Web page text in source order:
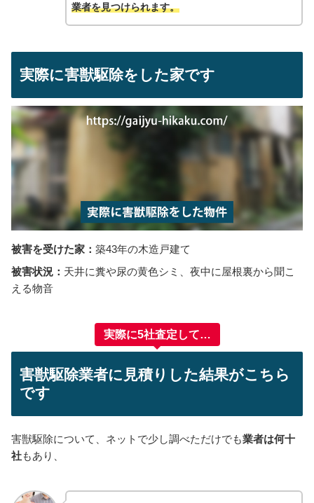
業者を見つけられます。
実際に害獣駆除をした家です
被害を受けた家： 築43年の木造戸建て
被害状況： 天井に糞や尿の黄色シミ、夜中に屋根裏から聞こ
える物音
実際に5社査定して…
害獣駆除業者に見積りした結果がこちら
です
害獣駆除について、ネットで少し調べただけでも業者は何十
社もあり、